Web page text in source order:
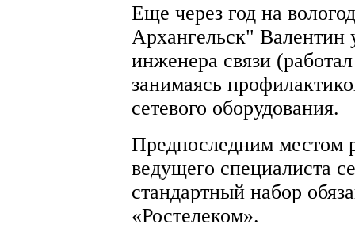
Еще через год на
Архангельск" Валентин
инженера связи
занимаясь
сетевого оборудования.
Предпоследним местом
ведущего специалиста
стандартный набор
«Ростелеком».